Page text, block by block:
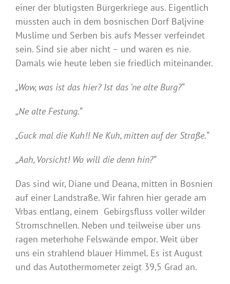
einer der blutigsten Bürgerkriege aus. Eigentlich
müssten auch in dem bosnischen Dorf Baljvine
Muslime und Serben bis aufs Messer verfeindet
sein. Sind sie aber nicht – und waren es nie.
Damals wie heute leben sie friedlich miteinander.
„Wow, was ist das hier? Ist das ’ne alte Burg?“
„Ne alte Festung.“
„Guck mal die Kuh!! Ne Kuh, mitten auf der Straße.“
„Aah, Vorsicht! Wo will die denn hin?“
Das sind wir, Diane und Deana, mitten in Bosnien
auf einer Landstraße. Wir fahren hier gerade am
Vrbas entlang, einem Gebirgsfluss voller wilder
Stromschnellen. Neben und teilweise über uns
ragen meterhohe Felswände empor. Weit über
uns ein strahlend blauer Himmel. Es ist August
und das Autothermometer zeigt 39,5 Grad an.